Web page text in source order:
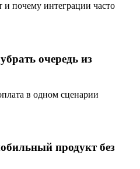
и почему интеграции часто
очередь из
в одном сценарии
продукт без